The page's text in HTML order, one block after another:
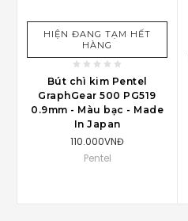
HIỆN ĐANG TẠM HẾT
HÀNG
Bút chì kim Pentel
GraphGear 500 PG519
0.9mm - Màu bạc - Made
In Japan
110.000VNĐ
Pentel